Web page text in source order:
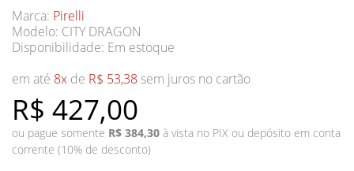
Marca: Pirelli
Modelo: CITY DRAGON
Disponibilidade: Em estoque
R$ 427,00
em até 8x de R$ 53,38 sem juros no cartão
ou pague somente R$ 384,30 à vista no PIX ou depósito em conta
corrente (10% de desconto)